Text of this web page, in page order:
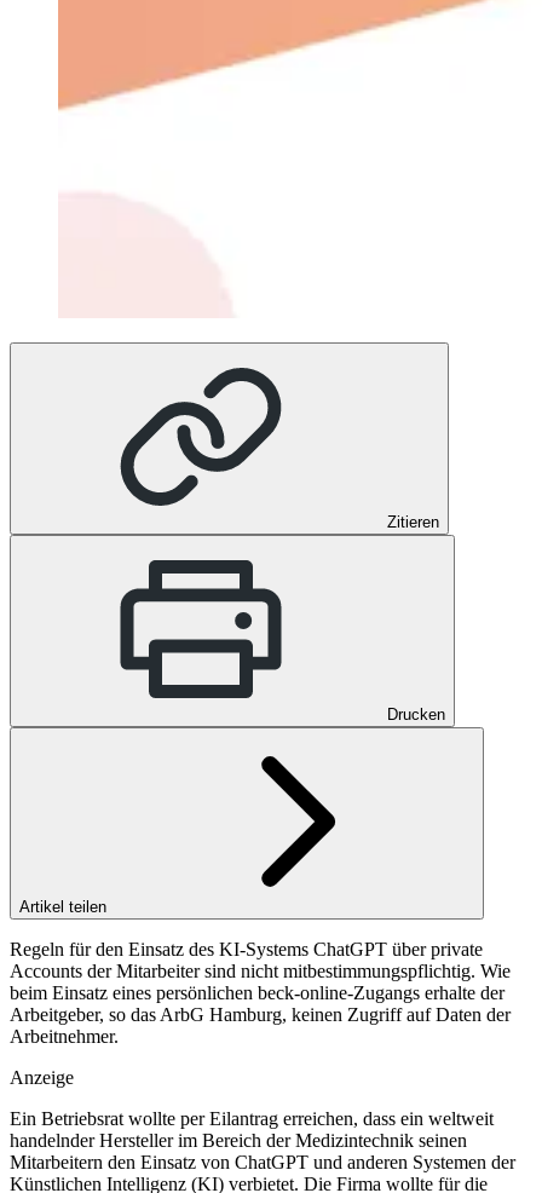
Zitieren
Drucken
Artikel teilen
Regeln für den Einsatz des KI-Systems ChatGPT über private
Accounts der Mitarbeiter sind nicht mitbestimmungspflichtig. Wie
beim Einsatz eines persönlichen beck-online-Zugangs erhalte der
Arbeitgeber, so das ArbG Hamburg, keinen Zugriff auf Daten der
Arbeitnehmer.
Anzeige
Ein Betriebsrat wollte per Eilantrag erreichen, dass ein weltweit
handelnder Hersteller im Bereich der Medizintechnik seinen
Mitarbeitern den Einsatz von ChatGPT und anderen Systemen der
Künstlichen Intelligenz (KI) verbietet. Die Firma wollte für die